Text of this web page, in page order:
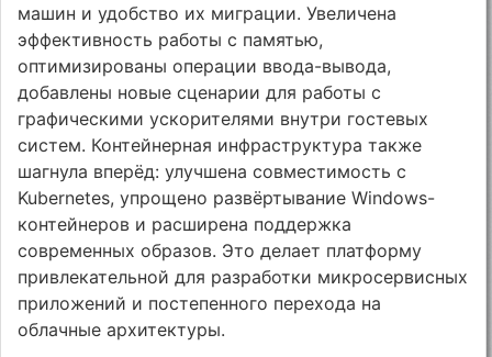
машин и удобство их миграции. Увеличена
эффективность работы с памятью,
оптимизированы операции ввода-вывода,
добавлены новые сценарии для работы с
графическими ускорителями внутри гостевых
систем. Контейнерная инфраструктура также
шагнула вперёд: улучшена совместимость с
Kubernetes, упрощено развёртывание Windows-
контейнеров и расширена поддержка
современных образов. Это делает платформу
привлекательной для разработки микросервисных
приложений и постепенного перехода на
облачные архитектуры.